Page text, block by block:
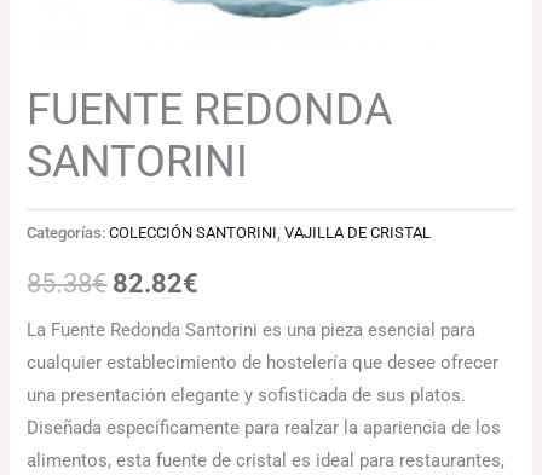
FUENTE REDONDA
SANTORINI
Categorías:COLECCIÓN SANTORINI ,VAJILLA DE CRISTAL
85.38€ 82.82€
La Fuente Redonda Santorini es una pieza esencial para
cualquier establecimiento de hostelería que desee ofrecer
una presentación elegante y sofisticada de sus platos.
Diseñada específicamente para realzar la apariencia de los
alimentos, esta fuente de cristal es ideal para restaurantes,